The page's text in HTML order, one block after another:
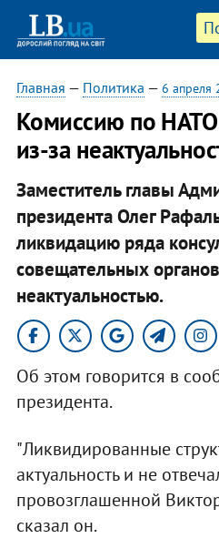
Главная — Политика — 6 апреля
Комиссию по
из-за
Заместитель главы
президента Олег
ликвидацию ряда
совещательных
неактуальностью.
Об этом говорится в
президента.
"Ликвидированные
актуальность и не
провозглашенной
сказал он.